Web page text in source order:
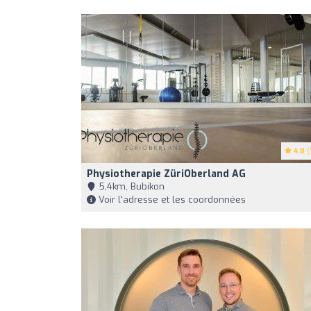
4.8
Physiotherapie ZüriOberland AG
5,4km, Bubikon
Voir l'adresse et les coordonnées